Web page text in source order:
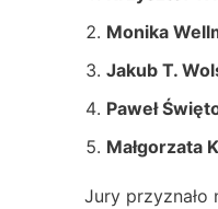
Monika
Jakub T.
Paweł
Małgorzata
Jury